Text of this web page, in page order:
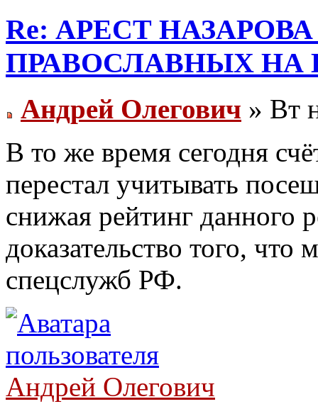
Re: АРЕСТ
ПРАВОСЛАВНЫХ НА
Андрей Олегович » Вт
В то же время сегодня
перестал учитывать
снижая рейтинг данного
доказательство того, что
спецслужб РФ.
Андрей Олегович